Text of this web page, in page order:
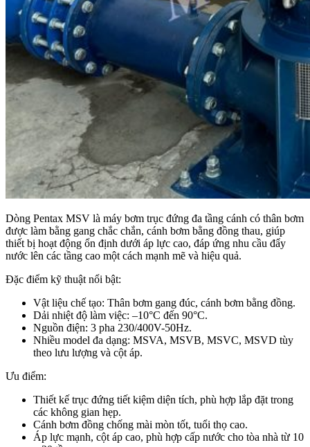
Dòng Pentax MSV là máy bơm trục đứng đa tầng cánh có thân bơm
được làm bằng gang chắc chắn, cánh bơm bằng đồng thau, giúp
thiết bị hoạt động ổn định dưới áp lực cao, đáp ứng nhu cầu đẩy
nước lên các tầng cao một cách mạnh mẽ và hiệu quả.
Đặc điểm kỹ thuật nổi bật:
Vật liệu chế tạo: Thân bơm gang đúc, cánh bơm bằng đồng.
Dải nhiệt độ làm việc: –10°C đến 90°C.
Nguồn điện: 3 pha 230/400V-50Hz.
Nhiều model đa dạng: MSVA, MSVB, MSVC, MSVD tùy
theo lưu lượng và cột áp.
Ưu điểm:
Thiết kế trục đứng tiết kiệm diện tích, phù hợp lắp đặt trong
các không gian hẹp.
Cánh bơm đồng chống mài mòn tốt, tuổi thọ cao.
Áp lực mạnh, cột áp cao, phù hợp cấp nước cho tòa nhà từ 10